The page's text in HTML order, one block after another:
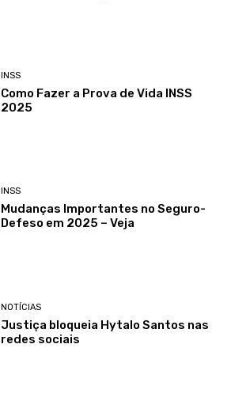
INSS
Como Fazer a Prova de Vida INSS
2025
INSS
Mudanças Importantes no Seguro-
Defeso em 2025 – Veja
NOTÍCIAS
Justiça bloqueia Hytalo Santos nas
redes sociais